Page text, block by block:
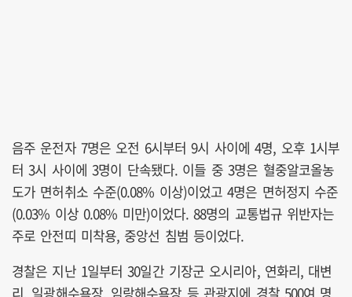
음주 운전자 7명은 오전 6시부터 9시 사이에 4명, 오후 1시부
터 3시 사이에 3명이 단속됐다. 이들 중 3명은 혈중알코올농
도가 면허취소 수준(0.08% 이상)이었고 4명은 면허정지 수준
(0.03% 이상 0.08% 미만)이었다. 88명의 교통법규 위반자는
주로 안전띠 미착용, 중앙선 침범 등이었다.
경찰은 지난 1일부터 30일간 기장군 오시리아, 연화리, 대변
리, 일광해수욕장, 임랑해수욕장 등 관광지에 경찰 500여 명